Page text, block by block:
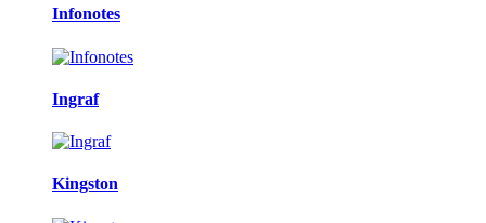
Infonotes
Ingraf
Kingston